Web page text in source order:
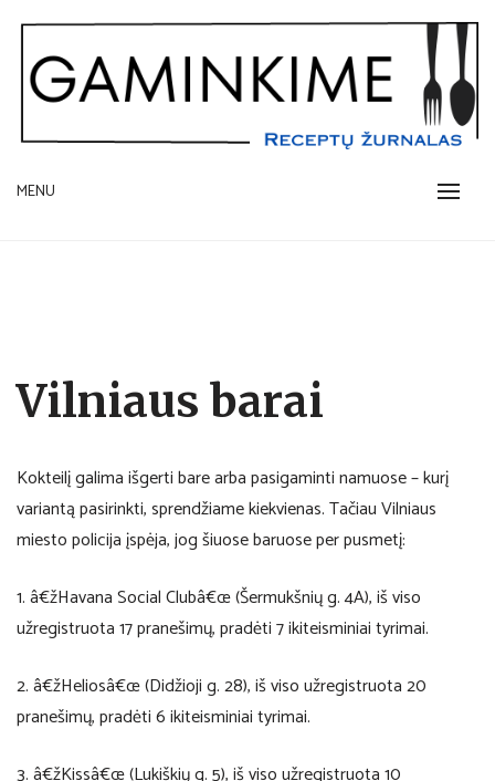
content
GAMINKIME.LT
receptų žurnalas
MENU
Vilniaus barai
Kokteilį galima išgerti bare arba pasigaminti namuose – kurį
variantą pasirinkti, sprendžiame kiekvienas. Tačiau Vilniaus
miesto policija įspėja, jog šiuose baruose per pusmetį:
1. â€žHavana Social Clubâ€œ (Šermukšnių g. 4A), iš viso
užregistruota 17 pranešimų, pradėti 7 ikiteisminiai tyrimai.
2. â€žHeliosâ€œ (Didžioji g. 28), iš viso užregistruota 20
pranešimų, pradėti 6 ikiteisminiai tyrimai.